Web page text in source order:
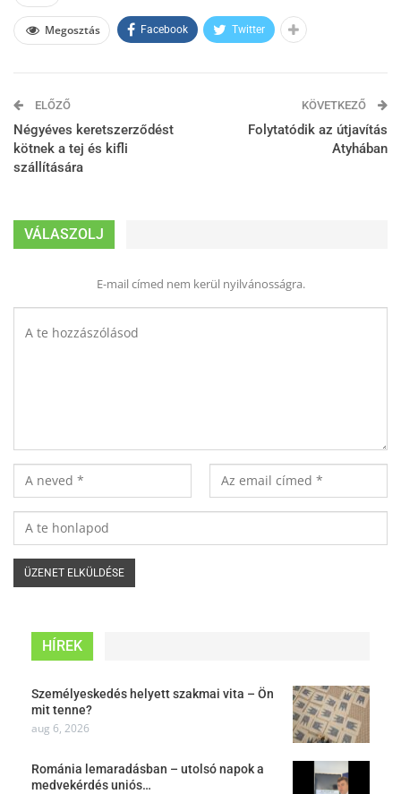
Megosztás Facebook Twitter
ELŐZŐ
Négyéves keretszerződést
kötnek a tej és kifli
szállítására
KÖVETKEZŐ
Folytatódik az útjavítás
Atyhában
VÁLASZOLJ
E-mail címed nem kerül nyilvánosságra.
HÍREK
Személyeskedés helyett szakmai vita – Ön
mit tenne?
aug 6, 2026
Románia lemaradásban – utolsó napok a
medvekérdés uniós…